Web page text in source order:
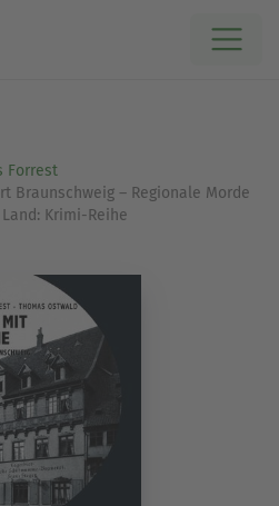
Forrest
Braunschweig – Regionale Morde
Krimi-Reihe